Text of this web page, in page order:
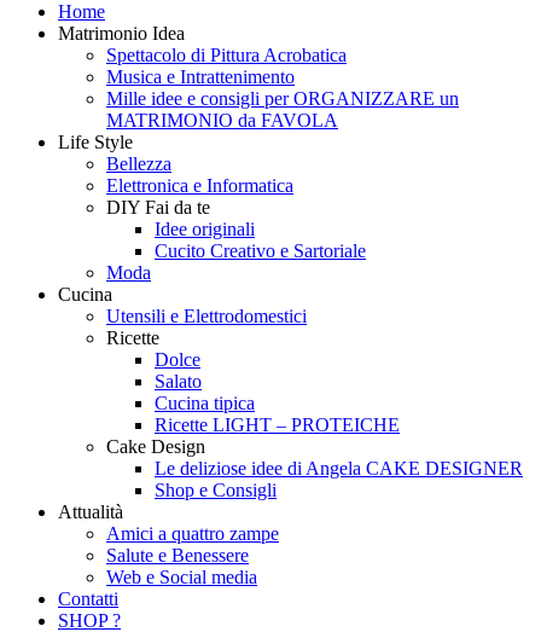
Marisa
Divertirsi
Home
Matrimonio Idea
Spettacolo di Pittura Acrobatica
Musica e Intrattenimento
Mille idee e consigli per ORGANIZZARE un
MATRIMONIO da FAVOLA
Life Style
Bellezza
Elettronica e Informatica
DIY Fai da te
Idee originali
Cucito Creativo e Sartoriale
Moda
Cucina
Utensili e Elettrodomestici
Ricette
Dolce
Salato
Cucina tipica
Ricette LIGHT – PROTEICHE
Cake Design
Le deliziose idee di Angela CAKE DESIGNER
Shop e Consigli
Attualità
Amici a quattro zampe
Salute e Benessere
Web e Social media
Contatti
SHOP ?